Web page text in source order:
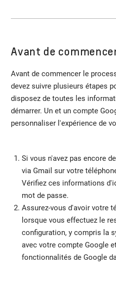
Avant de
Avant de commencer le
devez suivre plusieurs étapes
disposez de toutes les
démarrer. Un et un compte
personnaliser l'expérience de
Si vous n'avez pas encore
via Gmail sur votre
Vérifiez ces informations
mot de passe.
Assurez-vous d'avoir votre
lorsque vous effectuez le
configuration, y compris la
avec votre compte Google
fonctionnalités de Google